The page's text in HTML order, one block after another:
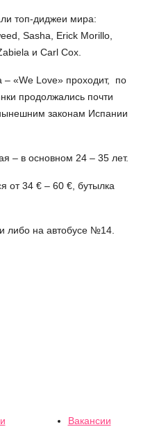
топ-диджеи мира:
Sasha, Erick Morillo,
и Carl Cox.
– «We Love» проходит, по
продолжались почти
законам Испании
– в основном 24 – 35 лет.
от 34 € – 60 €, бутылка
либо на автобусе №14.
Вакансии